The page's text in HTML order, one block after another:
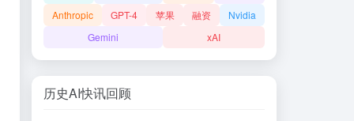
Anthropic
GPT-4 苹果 融资
Nvidia
Gemini
xAI
历史AI快讯回顾